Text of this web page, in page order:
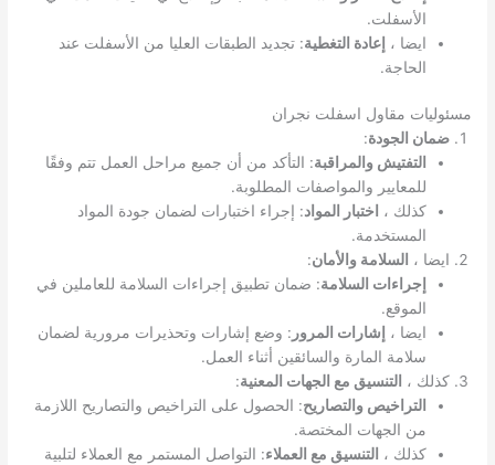
الأسفلت.
ايضا ، إعادة التغطية: تجديد الطبقات العليا من الأسفلت عند
الحاجة.
مسئوليات مقاول اسفلت نجران
ضمان الجودة:
التفتيش والمراقبة: التأكد من أن جميع مراحل العمل تتم وفقًا
للمعايير والمواصفات المطلوبة.
كذلك ،
اختبار المواد: إجراء اختبارات لضمان جودة المواد
المستخدمة.
ايضا ، السلامة والأمان:
إجراءات السلامة: ضمان تطبيق إجراءات السلامة للعاملين في
الموقع.
ايضا ،
إشارات المرور : وضع إشارات وتحذيرات مرورية لضمان
سلامة المارة والسائقين أثناء العمل.
كذلك ، التنسيق مع الجهات المعنية:
التراخيص والتصاريح: الحصول على التراخيص والتصاريح اللازمة
من الجهات المختصة.
كذلك ، التنسيق مع العملاء: التواصل المستمر مع العملاء لتلبية